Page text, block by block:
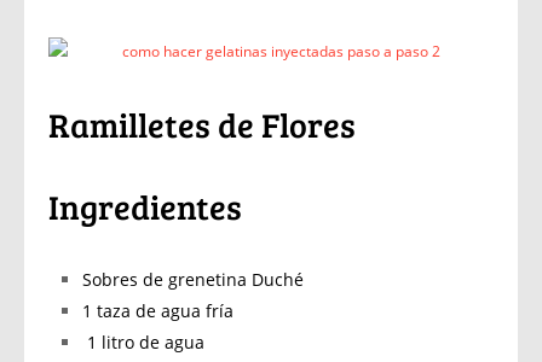
Ramilletes de Flores
Ingredientes
Sobres de grenetina Duché
1 taza de agua fría
1 litro de agua